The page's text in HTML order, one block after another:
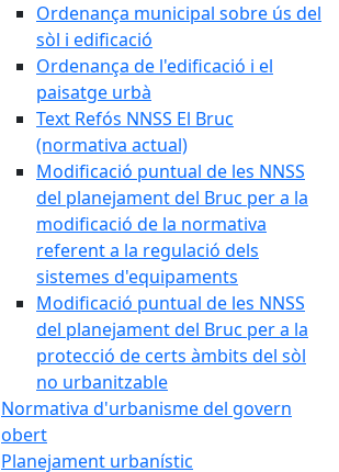
Ordenança municipal sobre ús del
sòl i edificació
Ordenança de l'edificació i el
paisatge urbà
Text Refós NNSS El Bruc
(normativa actual)
Modificació puntual de les NNSS
del planejament del Bruc per a la
modificació de la normativa
referent a la regulació dels
sistemes d'equipaments
Modificació puntual de les NNSS
del planejament del Bruc per a la
protecció de certs àmbits del sòl
no urbanitzable
Normativa d'urbanisme del govern
obert
Planejament urbanístic